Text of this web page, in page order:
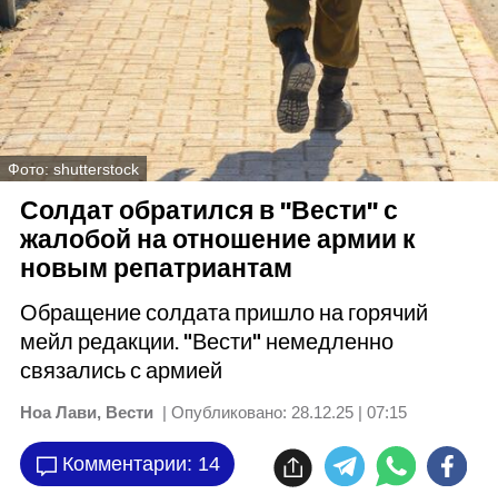
Фото: shutterstock
Солдат обратился в "Вести" с
жалобой на отношение армии к
новым репатриантам
Обращение солдата пришло на горячий
мейл редакции. "Вести" немедленно
связались с армией
Ноа Лави, Вести | Опубликовано: 28.12.25 | 07:15
Комментарии: 14